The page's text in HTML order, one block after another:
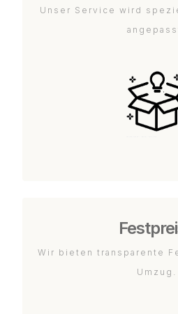
Unser Service wird
Wir bieten transparente
Umzug.